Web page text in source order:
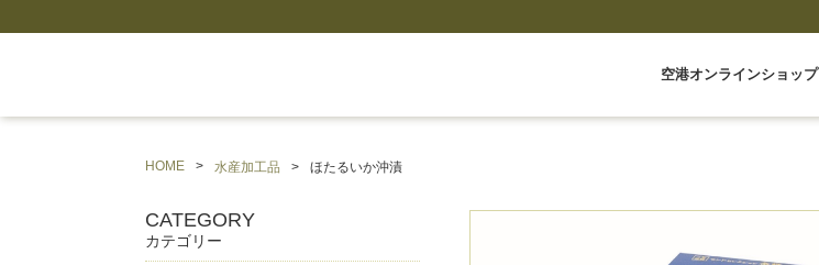
空港オンラインショップ
HOME 水産加工品 ほたるいか沖漬
CATEGORY
カテゴリー